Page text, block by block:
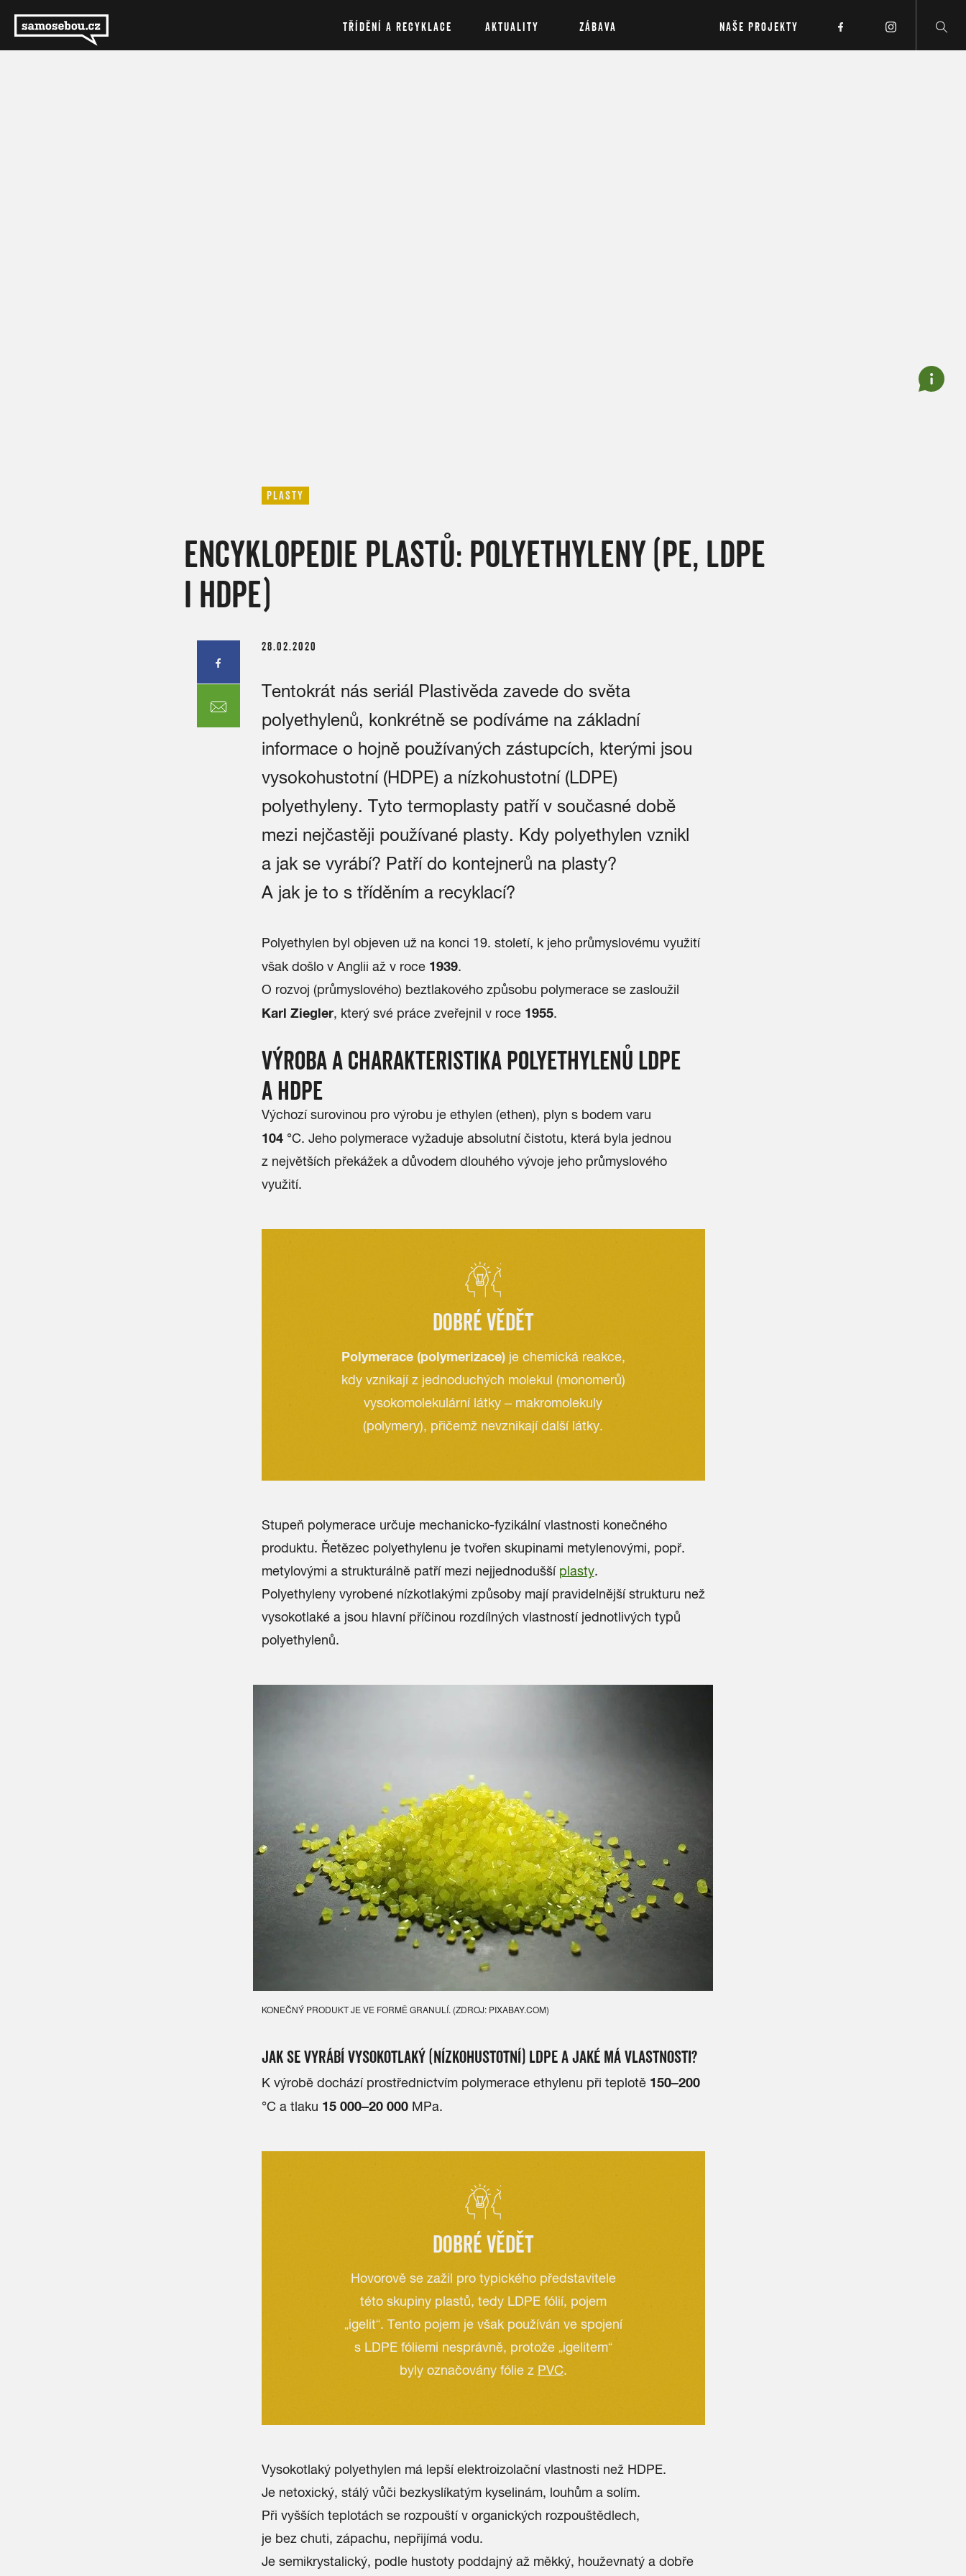
TŘÍDĚNÍ A RECYKLACE AKTUALITY ZÁBAVA NAŠE PROJEKTY
PLASTY
ENCYKLOPEDIE PLASTŮ: POLYETHYLENY (PE, LDPE
I HDPE)
28.02.2020
Tentokrát nás seriál Plastivěda zavede do světa
polyethylenů, konkrétně se podíváme na základní
informace o hojně používaných zástupcích, kterými jsou
vysokohustotní (HDPE) a nízkohustotní (LDPE)
polyethyleny. Tyto termoplasty patří v současné době
mezi nejčastěji používané plasty. Kdy polyethylen vznikl
a jak se vyrábí? Patří do kontejnerů na plasty?
A jak je to s tříděním a recyklací?
Polyethylen byl objeven už na konci 19. století, k jeho průmyslovému využití
však došlo v Anglii až v roce 1939.
O rozvoj (průmyslového) beztlakového způsobu polymerace se zasloužil
Karl Ziegler, který své práce zveřejnil v roce 1955.
VÝROBA A CHARAKTERISTIKA POLYETHYLENŮ LDPE
A HDPE
Výchozí surovinou pro výrobu je ethylen (ethen), plyn s bodem varu
104 °C. Jeho polymerace vyžaduje absolutní čistotu, která byla jednou
z největších překážek a důvodem dlouhého vývoje jeho průmyslového
využití.
DOBRÉ VĚDĚT
Polymerace (polymerizace)je chemická reakce,
kdy vznikají z jednoduchých molekul (monomerů)
vysokomolekulární látky – makromolekuly
(polymery), přičemž nevznikají další látky.
Stupeň polymerace určuje mechanicko-fyzikální vlastnosti konečného
produktu. Řetězec polyethylenu je tvořen skupinami metylenovými, popř.
metylovými a strukturálně patří mezi nejjednodušší plasty.
Polyethyleny vyrobené nízkotlakými způsoby mají pravidelnější strukturu než
vysokotlaké a jsou hlavní příčinou rozdílných vlastností jednotlivých typů
polyethylenů.
KONEČNÝ PRODUKT JE VE FORMĚ GRANULÍ. (ZDROJ: PIXABAY.COM)
JAK SE VYRÁBÍ VYSOKOTLAKÝ (NÍZKOHUSTOTNÍ) LDPE A JAKÉ MÁ VLASTNOSTI?
K výrobě dochází prostřednictvím polymerace ethylenu při teplotě 150–200
°C a tlaku 15 000–20 000MPa.
DOBRÉ VĚDĚT
Hovorově se zažil pro typického představitele
této skupiny plastů, tedy LDPE fólií, pojem
„igelit“. Tento pojem je však používán ve spojení
s LDPE fóliemi nesprávně, protože „igelitem“
byly označovány fólie z PVC.
Vysokotlaký polyethylen má lepší elektroizolační vlastnosti než HDPE.
Je netoxický, stálý vůči bezkyslíkatým kyselinám, louhům a solím.
Při vyšších teplotách se rozpouští v organických rozpouštědlech,
je bez chuti, zápachu, nepřijímá vodu.
Je semikrystalický, podle hustoty poddajný až měkký, houževnatý a dobře